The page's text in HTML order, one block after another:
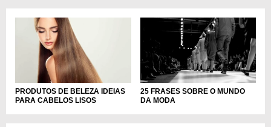
PRODUTOS DE BELEZA IDEIAS
PARA CABELOS LISOS
25 FRASES SOBRE O MUNDO
DA MODA